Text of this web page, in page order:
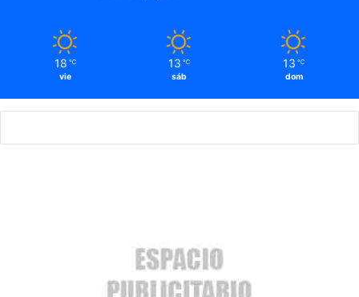
18 ℃
vie
13 ℃
sáb
13 ℃
dom